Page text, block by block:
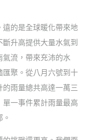
遠的是全球暖化帶來地
升高提供大量水氣到
氣流，帶來充沛的水
匯聚。從八月六號到十
雨量總共高達一萬三
一事件累計雨量最高